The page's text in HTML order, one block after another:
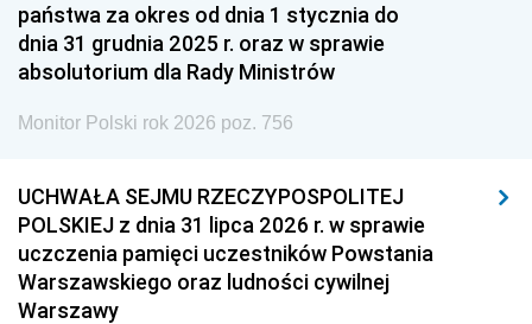
państwa za okres od dnia 1 stycznia do
dnia 31 grudnia 2025 r. oraz w sprawie
absolutorium dla Rady Ministrów
Monitor Polski rok 2026 poz. 756
UCHWAŁA SEJMU RZECZYPOSPOLITEJ
POLSKIEJ z dnia 31 lipca 2026 r. w sprawie
uczczenia pamięci uczestników Powstania
Warszawskiego oraz ludności cywilnej
Warszawy